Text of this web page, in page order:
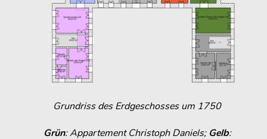
Grundriss des Erdgeschosses um 1750
Grün: Appartement Christoph Daniels; Gelb: